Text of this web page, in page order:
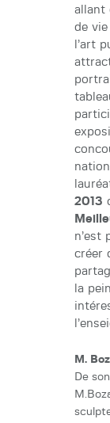
allant
de
l’art
2013
n’est
créer
la
M.
De